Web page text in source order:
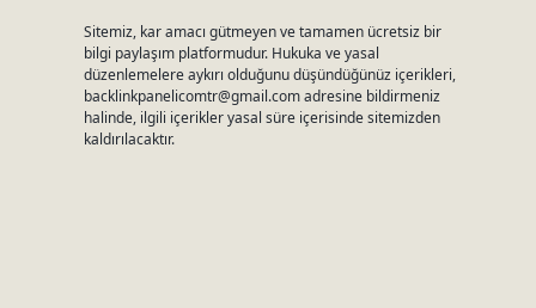
Sitemiz, kar amacı gütmeyen ve tamamen ücretsiz bir
bilgi paylaşım platformudur. Hukuka ve yasal
düzenlemelere aykırı olduğunu düşündüğünüz içerikleri,
backlinkpanelicomtr@gmail.comadresine bildirmeniz
halinde, ilgili içerikler yasal süre içerisinde sitemizden
kaldırılacaktır.